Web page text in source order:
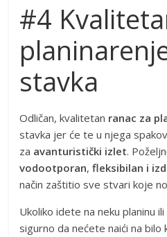
#4
stavka
Odličan, kvalitetan ranac za
stavka jer će te u njega
za avanturistički izlet.
vodootporan,fleksibilan i
način zaštitio sve stvari koje
Ukoliko idete na neku planinu
sigurno da nećete naići na